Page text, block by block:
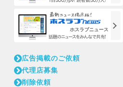
ホスラブニュース
広告掲載のご依頼
代理店募集
削除依頼